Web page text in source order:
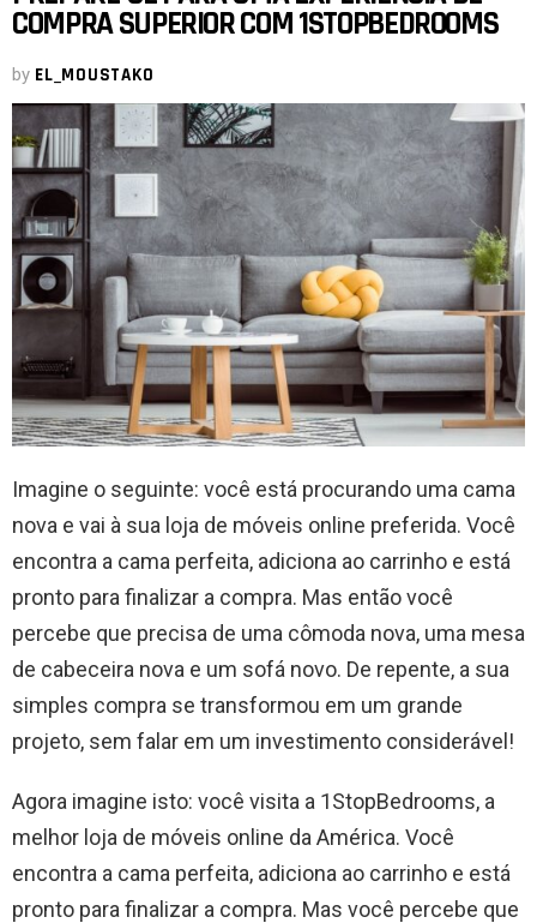
COMPRA SUPERIOR COM 1STOPBEDROOMS
by EL_MOUSTAKO
Imagine o seguinte: você está procurando uma cama
nova e vai à sua loja de móveis online preferida. Você
encontra a cama perfeita, adiciona ao carrinho e está
pronto para finalizar a compra. Mas então você
percebe que precisa de uma cômoda nova, uma mesa
de cabeceira nova e um sofá novo. De repente, a sua
simples compra se transformou em um grande
projeto, sem falar em um investimento considerável!
Agora imagine isto: você visita a 1StopBedrooms, a
melhor loja de móveis online da América. Você
encontra a cama perfeita, adiciona ao carrinho e está
pronto para finalizar a compra. Mas você percebe que